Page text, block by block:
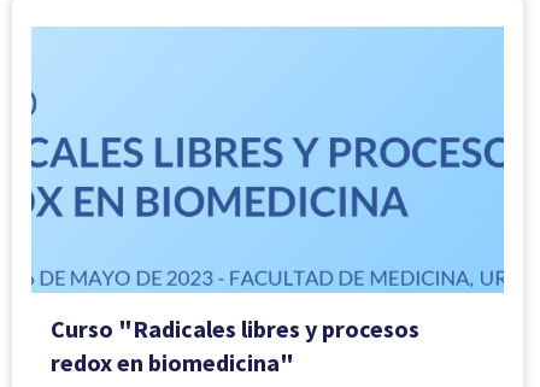
Curso "Radicales libres y procesos
redox en biomedicina"